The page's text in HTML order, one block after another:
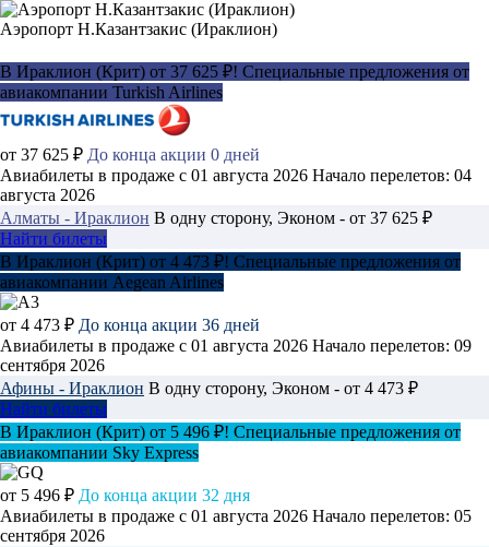
Аэропорт Н.Казантзакис (Ираклион)
В Ираклион (Крит) от 37 625 ₽! Специальные предложения от
авиакомпании Turkish Airlines
от 37 625 ₽ До конца акции 0 дней
Авиабилеты в продаже с 01 августа 2026 Начало перелетов: 04
августа 2026
Алматы - Ираклион В одну сторону, Эконом - от 37 625 ₽
Найти билеты
В Ираклион (Крит) от 4 473 ₽! Специальные предложения от
авиакомпании Aegean Airlines
от 4 473 ₽ До конца акции 36 дней
Авиабилеты в продаже с 01 августа 2026 Начало перелетов: 09
сентября 2026
Афины - Ираклион В одну сторону, Эконом - от 4 473 ₽
Найти билеты
В Ираклион (Крит) от 5 496 ₽! Специальные предложения от
авиакомпании Sky Express
от 5 496 ₽ До конца акции 32 дня
Авиабилеты в продаже с 01 августа 2026 Начало перелетов: 05
сентября 2026